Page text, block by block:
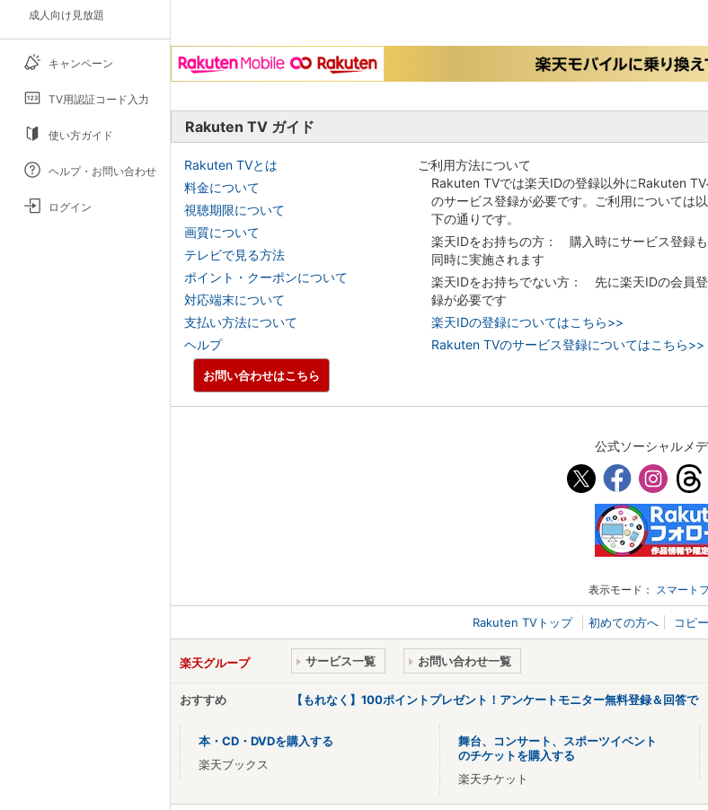
成人向け見放題
キャンペーン
TV用認証コード入力
使い方ガイド
ヘルプ・お問い合わせ
ログイン
Rakuten TV ガイド
Rakuten TVとは
料金について
視聴期限について
画質について
テレビで見る方法
ポイント・クーポンについて
対応端末について
支払い方法について
ヘルプ
ご利用方法について
Rakuten TVでは楽天IDの登録以外にRakuten
のサービス登録が必要です。ご利用については以
下の通りです。
楽天IDをお持ちの方： 購入時にサービス登録も
同時に実施されます
楽天IDをお持ちでない方： 先に楽天IDの会員登
録が必要です
楽天IDの登録についてはこちら>>
Rakuten TVのサービス登録についてはこちら>>
お問い合わせはこちら
公式ソーシャルメ
表示モード： スマート
Rakuten TVトップ 初めての方へ コピ
楽天グループ サービス一覧 お問い合わせ一覧
おすすめ 【もれなく】100ポイントプレゼント！アンケートモニター無料登録＆回答
本・CD・DVDを購入する
楽天ブックス
舞台、コンサート、スポーツイベント
のチケットを購入する
楽天チケット